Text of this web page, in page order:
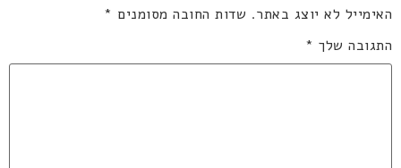
האימייל לא יוצג באתר. שדות החובה מסומנים *
התגובה שלך *